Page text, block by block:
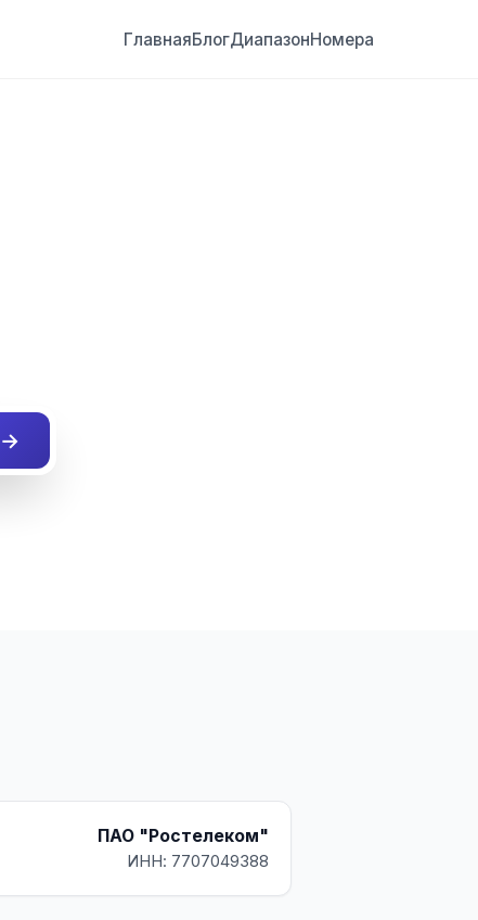
ГлавнаяБлогДиапазонНомера
→
ПАО "Ростелеком"
ИНН: 7707049388